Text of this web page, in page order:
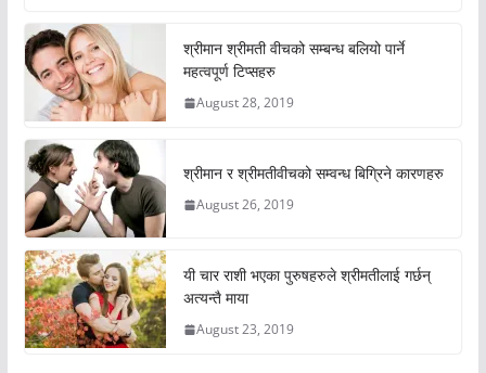
श्रीमान श्रीमती वीचको सम्बन्ध बलियो पार्ने
महत्वपूर्ण टिप्सहरु
August 28, 2019
श्रीमान र श्रीमतीवीचको सम्वन्ध बिग्रिने कारणहरु
August 26, 2019
यी चार राशी भएका पुरुषहरुले श्रीमतीलाई गर्छन्
अत्यन्तै माया
August 23, 2019